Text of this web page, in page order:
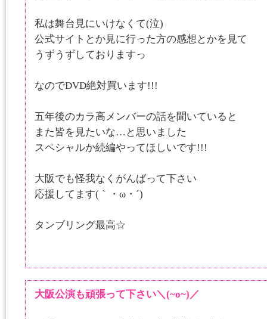
私は舞台見にいけなくて(泣)
公式サイトとか見に行った方の感想とかを見て
うずうずしておりますっ
なのでDVD絶対買います!!!
五年後のカラ高メンバーの話を聞いていると
また皆を見たいな…と思いました
スペシャルか続編やってほしいです!!!
大阪でも怪我なくがんばって下さい
応援してます(｀・ω・´)
タンブリング最高☆
大阪公演も頑張って下さい＼(~o~)／